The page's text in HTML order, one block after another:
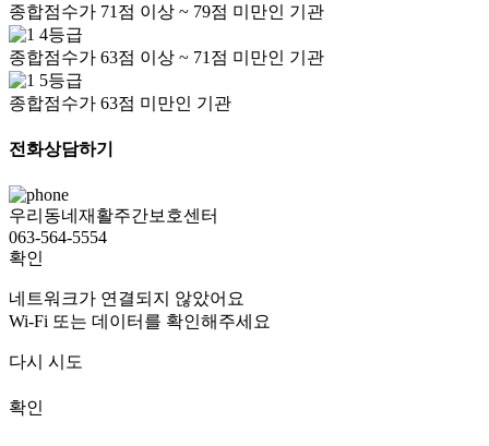
종합점수가 71점 이상 ~ 79점 미만인 기관
4등급
종합점수가 63점 이상 ~ 71점 미만인 기관
5등급
종합점수가 63점 미만인 기관
전화상담하기
우리동네재활주간보호센터
063-564-5554
확인
네트워크가 연결되지 않았어요
Wi-Fi 또는 데이터를 확인해주세요
다시 시도
확인